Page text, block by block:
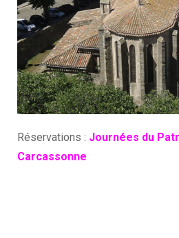
Réservations : Journées du
Carcassonne